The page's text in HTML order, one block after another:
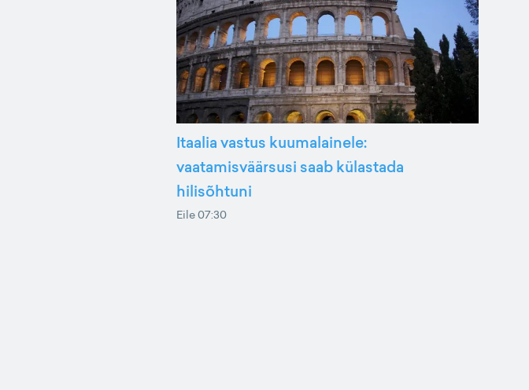
Itaalia vastus kuumalainele:
vaatamisväärsusi saab külastada
hilisõhtuni
Eile 07:30